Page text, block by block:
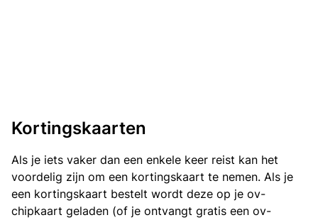
Kortingskaarten
Als je iets vaker dan een enkele keer reist kan het
voordelig zijn om een kortingskaart te nemen. Als je
een kortingskaart bestelt wordt deze op je ov-
chipkaart geladen (of je ontvangt gratis een ov-